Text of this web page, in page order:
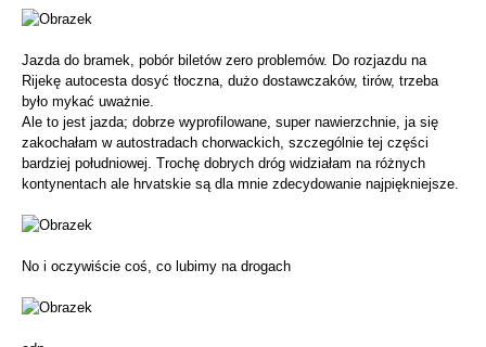
Jazda do bramek, pobór biletów zero problemów. Do rozjazdu na
Rijekę autocesta dosyć tłoczna, dużo dostawczaków, tirów, trzeba
było mykać uważnie.
Ale to jest jazda; dobrze wyprofilowane, super nawierzchnie, ja się
zakochałam w autostradach chorwackich, szczególnie tej części
bardziej południowej. Trochę dobrych dróg widziałam na różnych
kontynentach ale hrvatskie są dla mnie zdecydowanie najpiękniejsze.
No i oczywiście coś, co lubimy na drogach